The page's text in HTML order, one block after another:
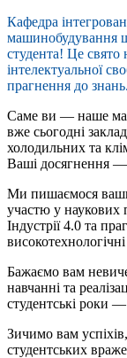
Кафедра
машинобудування
студента! Це свято
інтелектуальної
прагнення до знань.
Саме ви — наше
вже сьогодні
холодильних та
Ваші досягнення —
Ми пишаємося
участю у наукових
Індустрії 4.0 та
Бажаємо вам
навчанні та
студентські роки
Зичимо вам
студентських